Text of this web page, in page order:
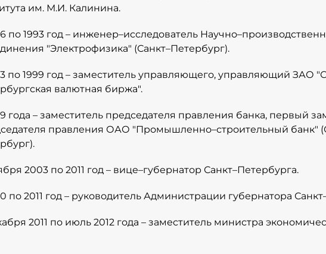
им. М.И. Калинина.
по 1993 год – инженер–исследователь
"Электрофизика" (Санкт–Петербург).
по 1999 год – заместитель управляющего, управляющий ЗАО
валютная биржа".
года – заместитель председателя правления банка, первый
правления ОАО "Промышленно–строительный банк"
2003 по 2011 год – вице–губернатор Санкт–Петербурга.
по 2011 год – руководитель Администрации губернатора
2011 по июль 2012 года – заместитель министра